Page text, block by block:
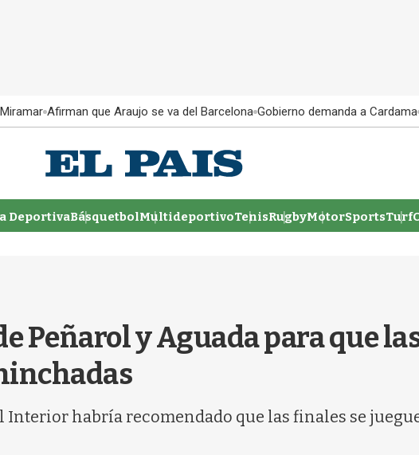
Afirman que Araujo se va del Barcelona Gobierno demanda a Cardama
DeportivaBásquetbolMultideportivoTenisRugbyMotorSportsTurf
Peñarol y Aguada para que
Interior habría recomendado que las finales se